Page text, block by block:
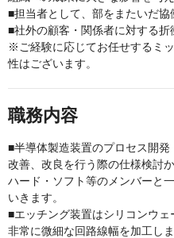
■担当者として、部をまたいだ協
■社外の顧客・関係者に対する折
※ご経験に応じてお任せするミ
性はございます。
職務内容
■半導体製造装置のプロセス開
改善、改良を行う際の仕様検討
ハード・ソフト等のメンバーと
いきます。
■エッチング装置はシリコンウェ
非常に微細な回路線幅を加工し